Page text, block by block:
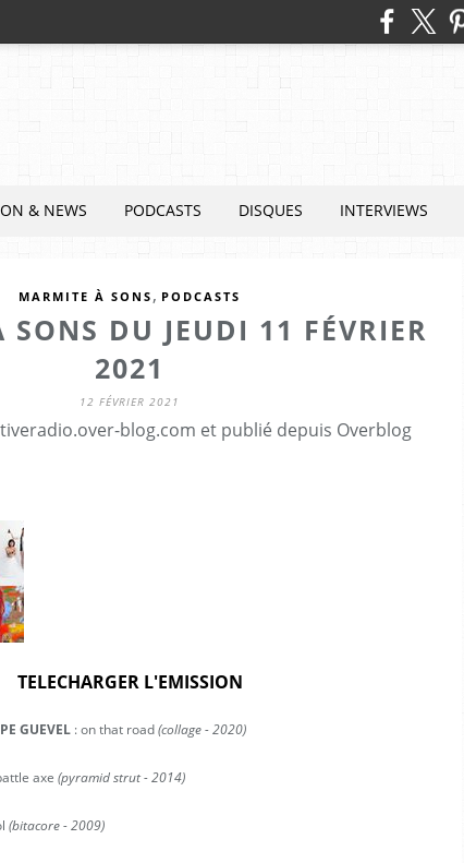
& NEWS PODCASTS DISQUES INTERVIEWS
MARMITE À SONS , PODCASTS
SONS DU JEUDI 11 FÉVRIER
2021
12 FÉVRIER 2021
blog.com et publié depuis Overblog
TELECHARGER L'EMISSION
GUEVEL : on that road(collage - 2020)
axe (pyramid strut - 2014)
(bitacore - 2009)